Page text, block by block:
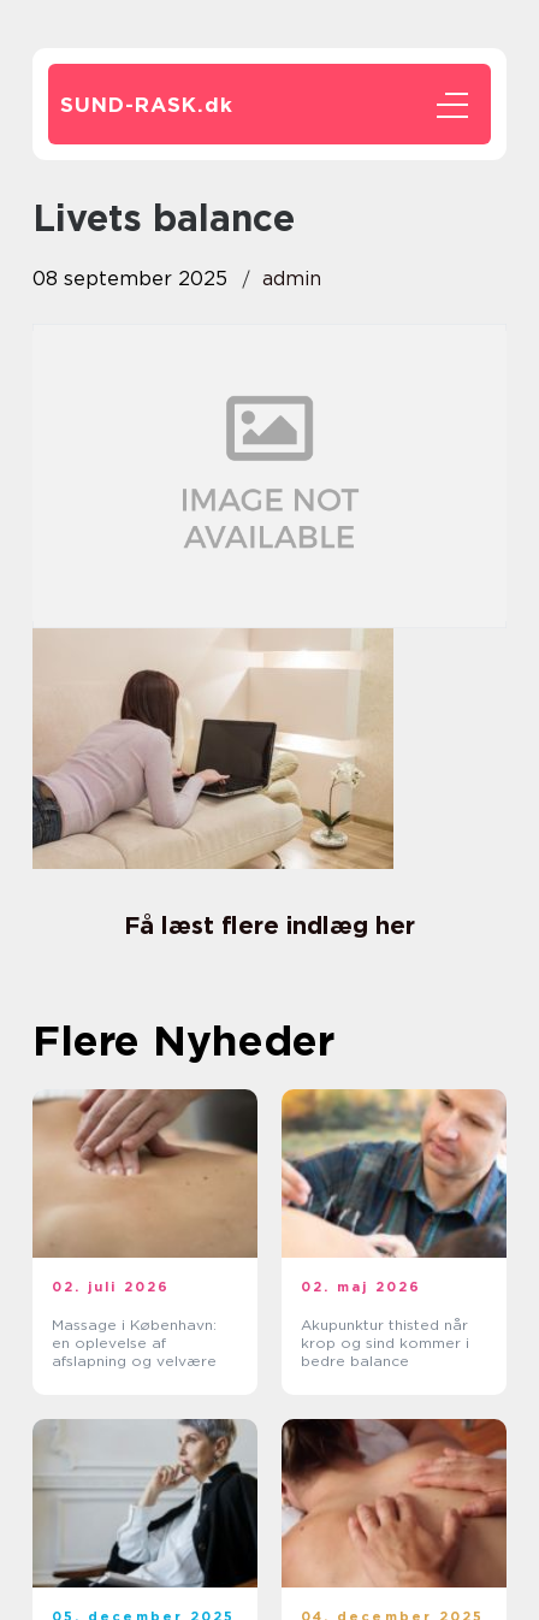
SUND-RASK.dk
Livets balance
08 september 2025 admin
Få læst flere indlæg her
Flere Nyheder
02. juli 2026
Massage i København:
en oplevelse af
afslapning og velvære
02. maj 2026
Akupunktur thisted når
krop og sind kommer i
bedre balance
05. december 2025 04. december 2025